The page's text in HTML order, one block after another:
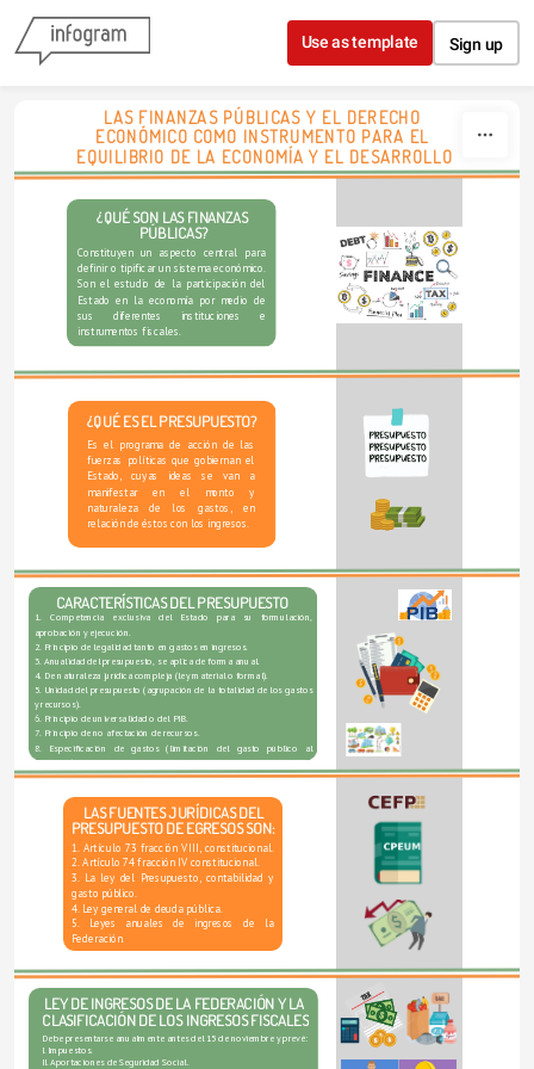
Skip to content
Use as template Sign up
LAS FINANZAS PÚBLICAS Y EL DERECHO
ECONÓMICO COMO INSTRUMENTO PARA EL
EQUILIBRIO DE LA ECONOMÍA Y EL DESARROLLO
¿QUÉ SON LAS FINANZAS
PÚBLICAS?
Constituyen un aspecto central para
definir o tipificar un sistema económico.
Son el estudio de la participación del
Estado en la economía por medio de
sus diferentes instituciones e
instrumentos fiscales.
¿QUÉ ES EL PRESUPUESTO?
Es el programa de acción de las
fuerzas políticas que gobiernan el
Estado, cuyas ideas se van a
manifestar en el monto y
naturaleza de los gastos, en
relación de éstos con los ingresos.
Chart Title
CARACTERÍSTICAS DEL PRESUPUESTO
1. Competencia exclusiva del Estado para su formulación,
aprobación y ejecución.
2. Principio de legalidad tanto en gastos en ingresos.
3. Anualidad del presupuesto, se aplica de forma anual.
4. De naturaleza jurídica compleja (ley material o formal).
5. Unidad del presupuesto (agrupación de la totalidad de los gastos
y recursos).
6. Principio de universalidad o del PIB.
7. Principio de no afectación de recursos.
8. Especificación de gastos (limitación del gasto público al
ejecutivo)
PRESUPUESTO DE EGRESOS SON:
1. Artículo 73 fracción VIII, constitucional.
2. Artículo 74 fracción IV constitucional.
3. La ley del Presupuesto, contabilidad y
gasto público.
4. Ley general de deuda pública.
5. Leyes anuales de ingresos de la
Federación.
LEY DE INGRESOS DE LA FEDERACIÓN Y LA
CLASIFICACIÓN DE LOS INGRESOS FISCALES
Debe presentarse anualmente antes del 15 de noviembre y prevé:
I. Impuestos.
II. Aportaciones de Seguridad Social.